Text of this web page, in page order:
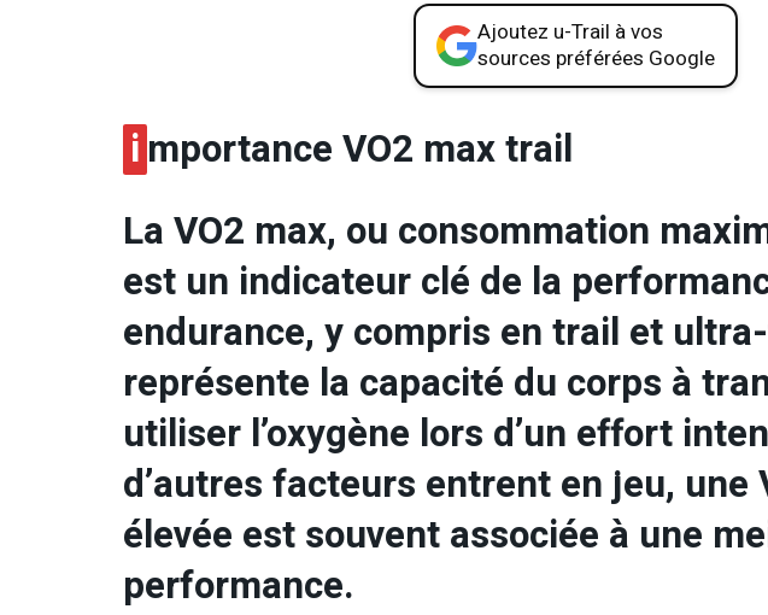
Ajoutez u-Trail à vos
sources préférées Google
importance VO2 max trail
La VO2 max, ou consommation
est un indicateur clé de la
endurance, y compris en trail et
représente la capacité du corps à
utiliser l’oxygène lors d’un effort
d’autres facteurs entrent en jeu, une
élevée est souvent associée à une
performance.